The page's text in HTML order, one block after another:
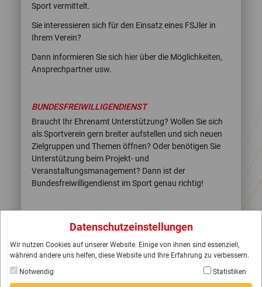
Datenschutzeinstellungen
Wir nutzen Cookies auf unserer Website. Einige von ihnen sind essenziell,
während andere uns helfen, diese Website und Ihre Erfahrung zu verbessern.
Notwendig
Statistiken
Sport vermittelt.
Sie interessieren sich für den Einsatz eines FSJler in
Ihrem Verein?
Dann informieren Sie sich hier über die Möglichkeiten,
Ansprechpartner usw.
BUNDESFREIWILLIGENDIENST
Braucht Ihr Ehrenamt Unterstützung? Wollen Sie sich
als Sportverein gern breiter aufstellen und sich neuen
Zielgruppen und Themen öffnen? Oder benötigen Sie
Unterstützung beim Projekt- und
Veranstaltungsmanagement? Dann ist der
Bundesfreiwilligendienst im Sport genau richtig!
Anerkennung als Einsatzstelle
Alle Sportvereine und Sportverbände können sich als
Einsatzstelle anerkennen lassen. Interessierte
Sportvereine lassen sich beim Bundesamt für Familie
und zivilgesellschaftliche Aufgaben offiziell